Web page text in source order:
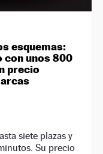
esquemas:
con unos 800
precio
siete plazas y
Su precio